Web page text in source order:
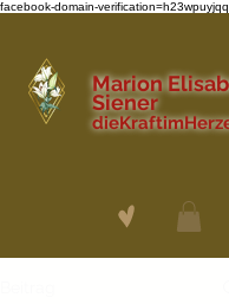
facebook-domain-
Marion
Siener